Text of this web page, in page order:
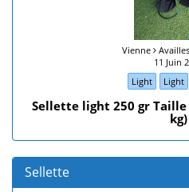
Vienne
11 Juin
Light
Light
Sellette light 250 gr
kg)
Sellette